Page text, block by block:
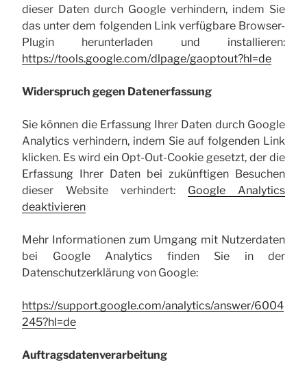
dieser Daten durch Google verhindern, indem Sie
das unter dem folgenden Link verfügbare Browser-
Plugin herunterladen und installieren:
https://tools.google.com/dlpage/gaoptout?hl=de
Widerspruch gegen Datenerfassung
Sie können die Erfassung Ihrer Daten durch Google
Analytics verhindern, indem Sie auf folgenden Link
klicken. Es wird ein Opt-Out-Cookie gesetzt, der die
Erfassung Ihrer Daten bei zukünftigen Besuchen
dieser Website verhindert: Google Analytics
deaktivieren
Mehr Informationen zum Umgang mit Nutzerdaten
bei Google Analytics finden Sie in der
Datenschutzerklärung von Google:
https://support.google.com/analytics/answer/6004
245?hl=de
Auftragsdatenverarbeitung